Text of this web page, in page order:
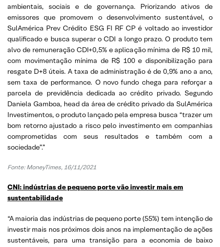
ambientais, sociais e de governança. Priorizando ativos de
emissores que promovem o desenvolvimento sustentável, o
SulAmérica Prev Crédito ESG FI RF CP é voltado ao investidor
qualificado e busca superar o CDI a longo prazo. O produto tem
alvo de remuneração CDI+0,5% e aplicação mínima de R$ 10 mil,
com movimentação mínima de R$ 100 e disponibilização para
resgate D+8 úteis. A taxa de administração é de 0,9% ano a ano,
sem taxa de performance. O novo fundo chega para reforçar a
parcela de previdência dedicada ao crédito privado. Segundo
Daniela Gamboa, head da área de crédito privado da SulAmérica
Investimentos, o produto lançado pela empresa busca “trazer um
bom retorno ajustado a risco pelo investimento em companhias
comprometidas com seus resultados e também com a
sociedade”.”
Fonte: MoneyTimes, 16/11/2021
CNI: indústrias de pequeno porte vão investir mais em
sustentabilidade
“A maioria das indústrias de pequeno porte (55%) tem intenção de
investir mais nos próximos dois anos na implementação de ações
sustentáveis, para uma transição para a economia de baixo